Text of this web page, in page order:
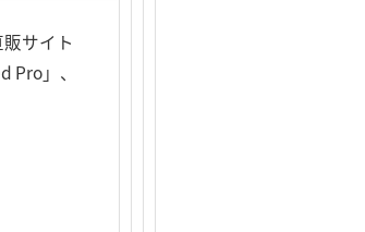
サイト
Pro」、